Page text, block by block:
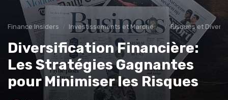
Finance Insiders Investissements et Marchés Financiers Risques et
Diversification Financière:
Les Stratégies Gagnantes
pour Minimiser les Risques